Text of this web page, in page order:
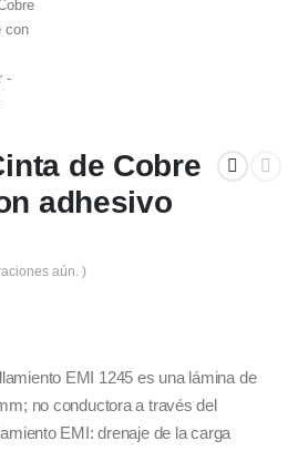
de Cobre
adhesivo
aún. )
EMI 1245 es una lámina de
no conductora a través del
EMI: drenaje de la carga